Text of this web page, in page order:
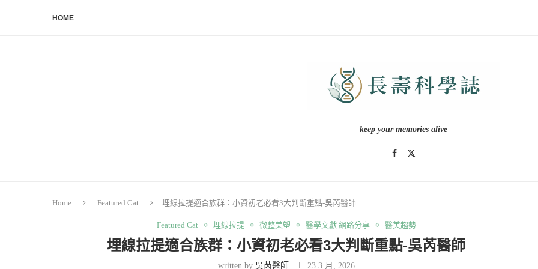
HOME
keep your memories alive
Home Featured Cat 埋線拉提適合族群：小資初老必看3大判斷重點-吳芮醫師
Featured Cat 埋線拉提 微整美塑 醫學文獻 網路分享 醫美趨勢
埋線拉提適合族群：小資初老必看3大判斷重點-吳芮醫師
written by 吳芮醫師 23 3 月, 2026